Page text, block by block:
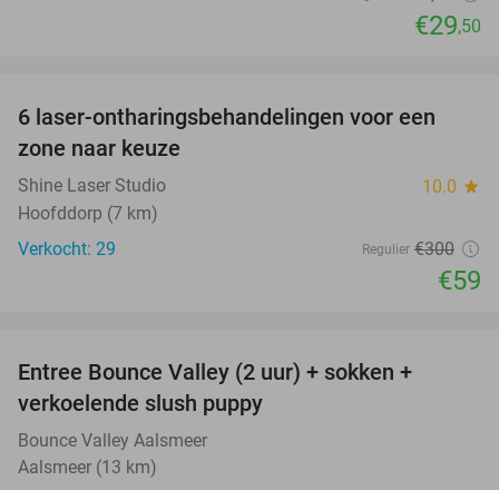
€29,50
80%
6 laser-ontharingsbehandelingen voor een
zone naar keuze
Shine Laser Studio 10.0 star
Hoofddorp (7 km)
Verkocht: 29
Regulier €300
€59
Entree Bounce Valley (2 uur) + sokken +
verkoelende slush puppy
Bounce Valley Aalsmeer
Aalsmeer (13 km)